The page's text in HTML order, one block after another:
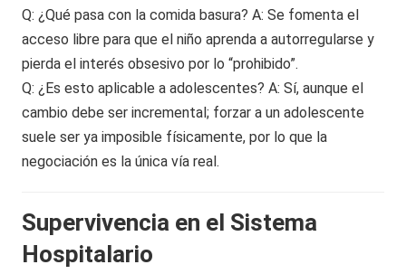
Q: ¿Qué pasa con la comida basura? A: Se fomenta el
acceso libre para que el niño aprenda a autorregularse y
pierda el interés obsesivo por lo “prohibido”.
Q: ¿Es esto aplicable a adolescentes? A: Sí, aunque el
cambio debe ser incremental; forzar a un adolescente
suele ser ya imposible físicamente, por lo que la
negociación es la única vía real.
Supervivencia en el Sistema
Hospitalario